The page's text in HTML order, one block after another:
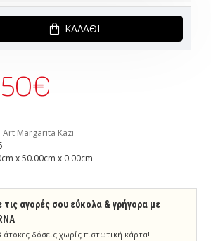
Art Margarita Kazi
x 50.00cm x 0.00cm
ΚΑΛΆΘΙ
τις αγορές σου εύκολα & γρήγορα με
άτοκες δόσεις χωρίς πιστωτική κάρτα!